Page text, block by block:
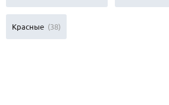
Красные (38)